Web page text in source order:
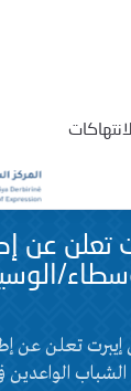
عن
تعلن عن
الواعدين